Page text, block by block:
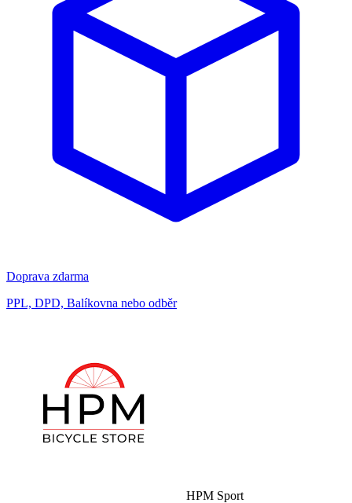
Doprava zdarma
PPL, DPD, Balíkovna nebo odběr
HPM Sport